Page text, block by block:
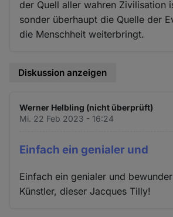
der Quell aller wahren Zivilisation
sonder überhaupt die Quelle der
die Menschheit weiterbringt.
Diskussion anzeigen
Werner Helbling (nicht überprüft)
Mi. 22 Feb 2023 - 16:24
Einfach ein genialer und
Einfach ein genialer und
Künstler, dieser Jacques Tilly!